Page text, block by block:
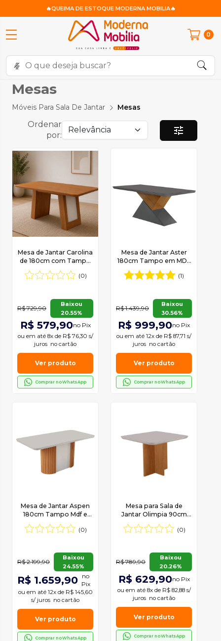
🔥QUEIMA DE ESTOQUE MODERNA MOBILIA🔥
0
Mesas
Móveis Para Sala De Jantar Mesas
Ordenar
por:
tune
Mesa de Jantar Carolina
de 180cm com Tampo
MDF Canto Copo
Moderna Mobília(0)
R$ 729,90
Baixou
20.55%
R$ 579,90no Pix
ou em até 8x de R$ 76,30 s/
juros no cartão
Ver produto
Comprar no WhatsApp
Mesa de Jantar Aster
180cm Tampo em MDF
e Vidro Canto Copo
(1)
R$ 1.439,90
Baixou
30.56%
R$ 999,90no Pix
ou em até 12x de R$ 87,71 s/
juros no cartão
Ver produto
Comprar no WhatsApp
Mesa de Jantar Aspen
180cm Tampo Mdf e
Vidro Canto Copo
Moderna Mobília(0)
R$ 2.199,90
Baixou
24.55%
R$ 1.659,90 no
Pix
ou em até 12x de R$ 145,60
s/ juros no cartão
Ver produto
Comprar no WhatsApp
Mesa para Sala de
Jantar Olimpia 90cm
Tampo MDF Vidro
Canto Copo (0)
R$ 789,90
Baixou
20.26%
R$ 629,90no Pix
ou em até 8x de R$ 82,88 s/
juros no cartão
Ver produto
Comprar no WhatsApp